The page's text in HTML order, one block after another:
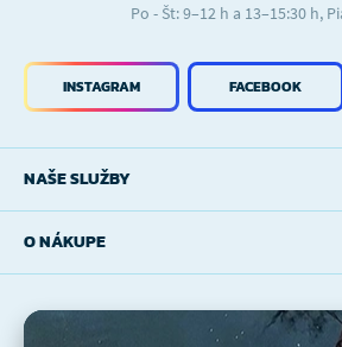
NAŠE SLUŽBY
O NÁKUPE
INSTAGRAM FACEBOOK
Po - Št: 9–12 h a 13–15:30 h,